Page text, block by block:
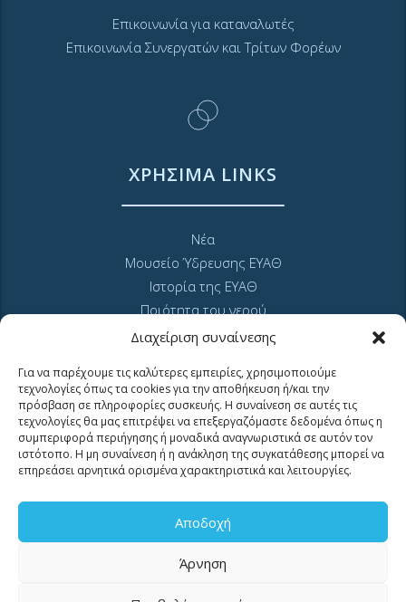
Διαχείριση συναίνεσης
Για να παρέχουμε τις καλύτερες εμπειρίες, χρησιμοποιούμε
τεχνολογίες όπως τα cookies για την αποθήκευση ή/και την
πρόσβαση σε πληροφορίες συσκευής. Η συναίνεση σε αυτές τις
τεχνολογίες θα μας επιτρέψει να επεξεργαζόμαστε δεδομένα όπως η
συμπεριφορά περιήγησης ή μοναδικά αναγνωριστικά σε αυτόν τον
ιστότοπο. Η μη συναίνεση ή η ανάκληση της συγκατάθεσης μπορεί να
επηρεάσει αρνητικά ορισμένα χαρακτηριστικά και λειτουργίες.
Αποδοχή
Άρνηση
Επικοινωνία για καταναλωτές
Επικοινωνία Συνεργατών και Τρίτων Φορέων
ΧΡΗΣΙΜΑ LINKS
Νέα
Μουσείο Ύδρευσης ΕΥΑΘ
Ιστορία της ΕΥΑΘ
Ποιότητα του νερού
Πολιτική Απορρήτου Ιστοτόπου
Sitemap
MyEyathPortal
και επωφεληθείτε από τις online υπηρεσίες